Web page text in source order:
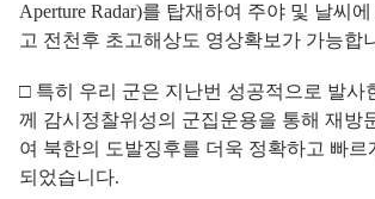
Aperture Radar)를 탑재하여 주야 및 날씨
고 전천후 초고해상도 영상확보가 가능합
□ 특히 우리 군은 지난번 성공적으로 발사
께 감시정찰위성의 군집운용을 통해 재방
여 북한의 도발징후를 더욱 정확하고 빠르
되었습니다.